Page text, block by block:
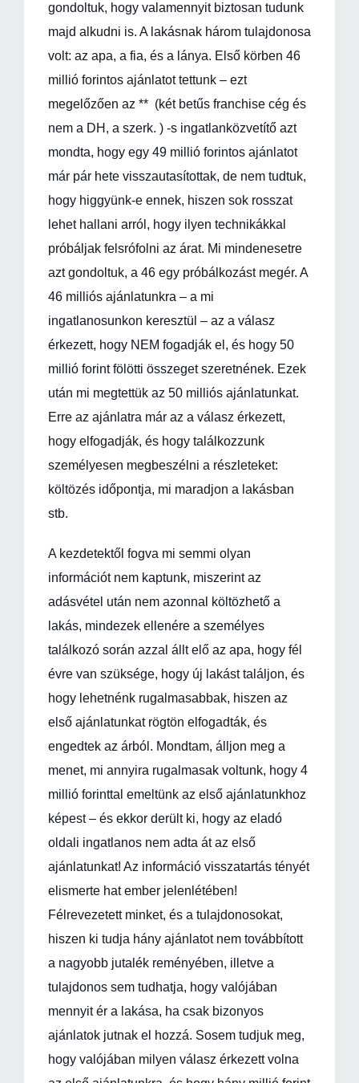
gondoltuk, hogy valamennyit biztosan tudunk
majd alkudni is. A lakásnak három tulajdonosa
volt: az apa, a fia, és a lánya. Első körben 46
millió forintos ajánlatot tettunk – ezt
megelőzően az ** (két betűs franchise cég és
nem a DH, a szerk. ) -s ingatlanközvetítő azt
mondta, hogy egy 49 millió forintos ajánlatot
már pár hete visszautasítottak, de nem tudtuk,
hogy higgyünk-e ennek, hiszen sok rosszat
lehet hallani arról, hogy ilyen technikákkal
próbáljak felsrófolni az árat. Mi mindenesetre
azt gondoltuk, a 46 egy próbálkozást megér. A
46 milliós ajánlatunkra – a mi
ingatlanosunkon keresztül – az a válasz
érkezett, hogy NEM fogadják el, és hogy 50
millió forint fölötti összeget szeretnének. Ezek
után mi megtettük az 50 milliós ajánlatunkat.
Erre az ajánlatra már az a válasz érkezett,
hogy elfogadják, és hogy találkozzunk
személyesen megbeszélni a részleteket:
költözés időpontja, mi maradjon a lakásban
stb.
A kezdetektől fogva mi semmi olyan
információt nem kaptunk, miszerint az
adásvétel után nem azonnal költözhető a
lakás, mindezek ellenére a személyes
találkozó során azzal állt elő az apa, hogy fél
évre van szüksége, hogy új lakást találjon, és
hogy lehetnénk rugalmasabbak, hiszen az
első ajánlatunkat rögtön elfogadták, és
engedtek az árból. Mondtam, álljon meg a
menet, mi annyira rugalmasak voltunk, hogy 4
millió forinttal emeltünk az első ajánlatunkhoz
képest – és ekkor derült ki, hogy az eladó
oldali ingatlanos nem adta át az első
ajánlatunkat! Az információ visszatartás tényét
elismerte hat ember jelenlétében!
Félrevezetett minket, és a tulajdonosokat,
hiszen ki tudja hány ajánlatot nem továbbított
a nagyobb jutalék reményében, illetve a
tulajdonos sem tudhatja, hogy valójában
mennyit ér a lakása, ha csak bizonyos
ajánlatok jutnak el hozzá. Sosem tudjuk meg,
hogy valójában milyen válasz érkezett volna